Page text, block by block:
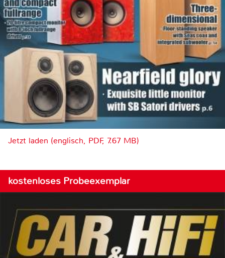
Jetzt laden (englisch, PDF, 7.67 MB)
kostenloses Probeexemplar